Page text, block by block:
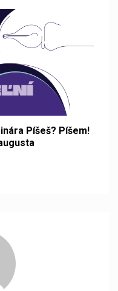
Píšeš? Píšem!